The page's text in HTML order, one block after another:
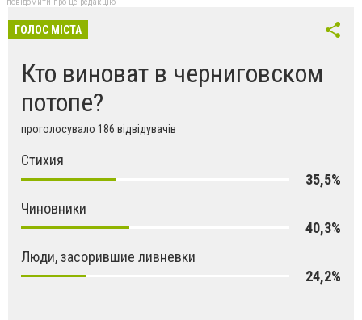
ГОЛОС МІСТА
Кто виноват в черниговском
потопе?
проголосувало 186 відвідувачів
Стихия
35,5%
Чиновники
40,3%
Люди, засорившие ливневки
24,2%